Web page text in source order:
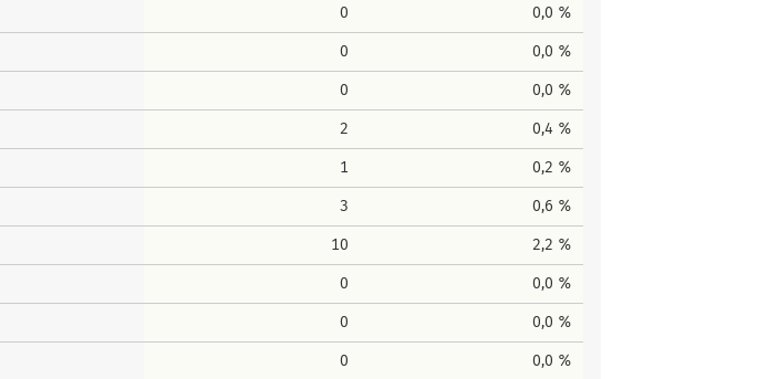
0 0,0 %
0 0,0 %
0 0,0 %
2 0,4 %
1 0,2 %
3 0,6 %
10 2,2 %
0 0,0 %
0 0,0 %
0 0,0 %